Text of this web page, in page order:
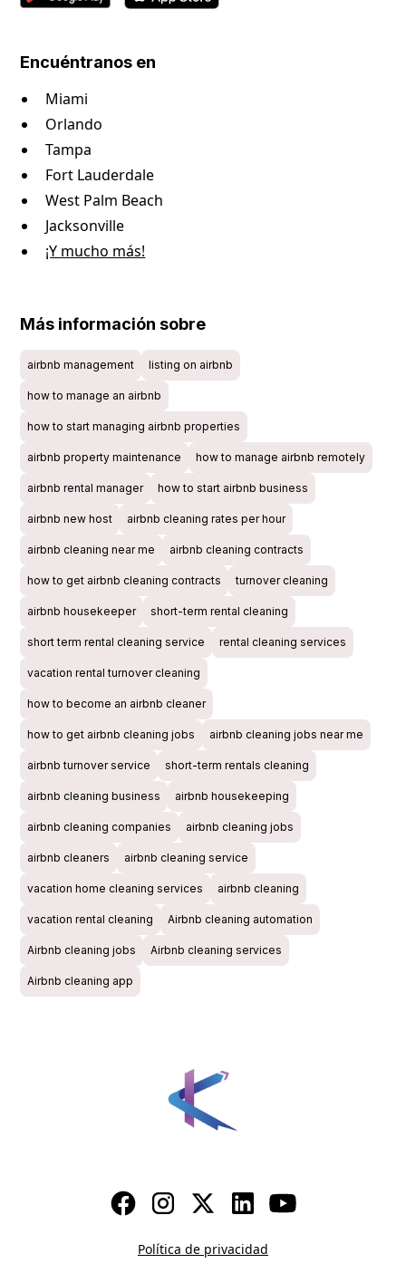
Encuéntranos en
Miami
Orlando
Tampa
Fort Lauderdale
West Palm Beach
Jacksonville
¡Y mucho más!
Más información sobre
airbnb management listing on airbnb
how to manage an airbnb
how to start managing airbnb properties
airbnb property maintenance how to manage airbnb remotely
airbnb rental manager how to start airbnb business
airbnb new host airbnb cleaning rates per hour
airbnb cleaning near me airbnb cleaning contracts
how to get airbnb cleaning contracts turnover cleaning
airbnb housekeeper short-term rental cleaning
short term rental cleaning service rental cleaning services
vacation rental turnover cleaning
how to become an airbnb cleaner
how to get airbnb cleaning jobs airbnb cleaning jobs near me
airbnb turnover service short-term rentals cleaning
airbnb cleaning business airbnb housekeeping
airbnb cleaning companies airbnb cleaning jobs
airbnb cleaners airbnb cleaning service
vacation home cleaning services airbnb cleaning
vacation rental cleaning Airbnb cleaning automation
Airbnb cleaning jobs Airbnb cleaning services
Airbnb cleaning app
Política de privacidad